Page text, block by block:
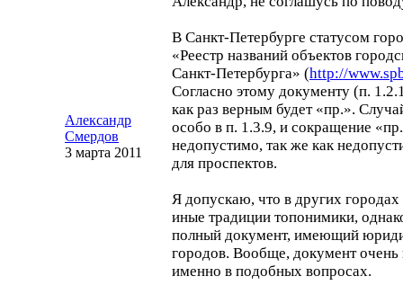
Александр
Смердов
3 марта 2011
В Санкт-Петербурге статусом
«Реестр названий объектов
Санкт-Петербурга» (http://
Согласно этому документу (п.
как раз верным будет «пр.».
особо в п. 1.3.9, и сокращение
недопустимо, так же как
для проспектов.
Я допускаю, что в других
иные традиции топонимики,
полный документ, имеющий
городов. Вообще, документ
именно в подобных вопросах.